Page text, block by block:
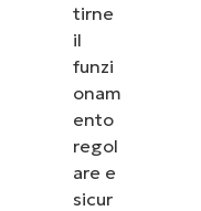
tirne
il
funzi
onam
ento
regol
are e
sicur